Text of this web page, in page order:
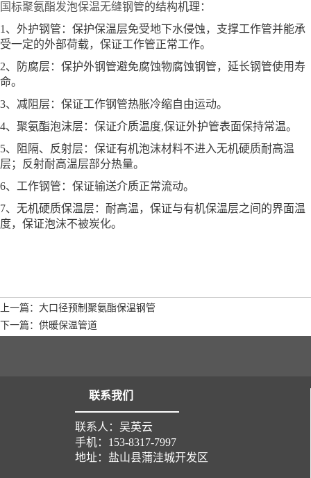
国标聚氨酯发泡保温无缝钢管的结构机理：
1、外护钢管：保护保温层免受地下水侵蚀，支撑工作管并能承
受一定的外部荷载，保证工作管正常工作。
2、防腐层：保护外钢管避免腐蚀物腐蚀钢管，延长钢管使用寿
命。
3、减阻层：保证工作钢管热胀冷缩自由运动。
4、聚氨酯泡沫层：保证介质温度,保证外护管表面保持常温。
5、阻隔、反射层：保证有机泡沫材料不进入无机硬质耐高温
层；反射耐高温层部分热量。
6、工作钢管：保证输送介质正常流动。
7、无机硬质保温层：耐高温，保证与有机保温层之间的界面温
度，保证泡沫不被炭化。
上一篇：大口径预制聚氨酯保温钢管
下一篇：供暖保温管道
联系我们
联系人：吴英云
手机：153-8317-7997
地址：盐山县蒲洼城开发区